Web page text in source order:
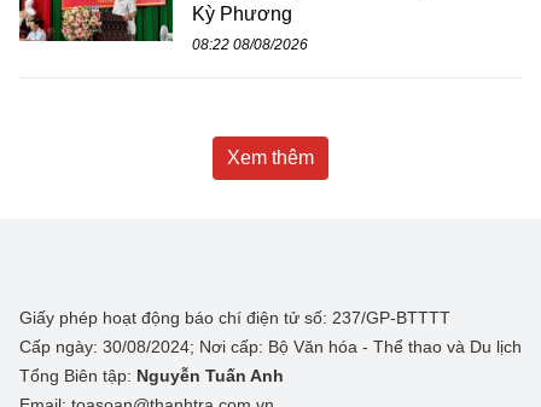
Kỳ Phương
08:22 08/08/2026
Xem thêm
Giấy phép hoạt động báo chí điện tử số: 237/GP-BTTTT
Cấp ngày: 30/08/2024; Nơi cấp: Bộ Văn hóa - Thể thao và Du lịch
Tổng Biên tập: Nguyễn Tuấn Anh